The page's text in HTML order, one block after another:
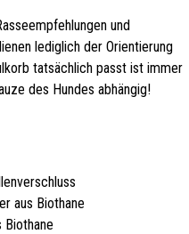
und
lediglich der Orientierung
tatsächlich passt ist immer
des Hundes abhängig!
aus Biothane